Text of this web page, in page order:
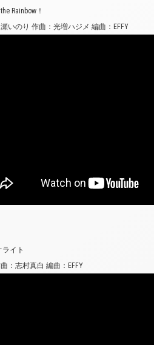
Rainbow！
いのり 作曲：光増ハジメ 編曲：EFFY
ライト
：志村真白 編曲：EFFY